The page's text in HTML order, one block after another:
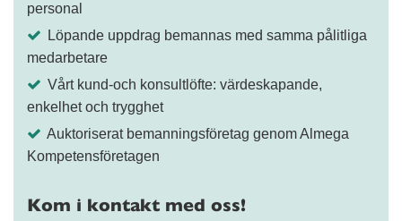
personal
Löpande uppdrag bemannas med samma pålitliga
medarbetare
Vårt kund-och konsultlöfte: värdeskapande,
enkelhet och trygghet
Auktoriserat bemanningsföretag genom Almega
Kompetensföretagen
Kom i kontakt med oss!